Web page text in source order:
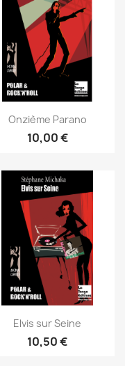
Onzième Parano
10,00 €
Elvis sur Seine
10,50 €